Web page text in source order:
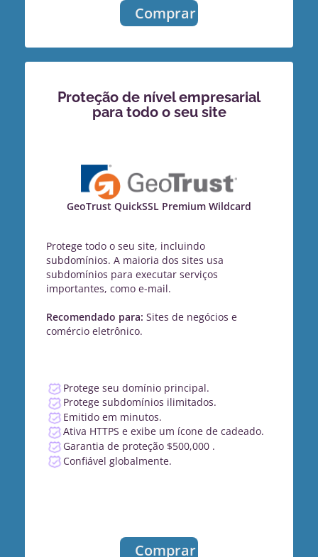
Comprar
Proteção de nível empresarial
para todo o seu site
GeoTrust QuickSSL Premium Wildcard
Protege todo o seu site, incluindo
subdomínios. A maioria dos sites usa
subdomínios para executar serviços
importantes, como e-mail.
Recomendado para: Sites de negócios e
comércio eletrônico.
Protege seu domínio principal.
Protege subdomínios ilimitados.
Emitido em minutos.
Ativa HTTPS e exibe um ícone de cadeado.
Garantia de proteção $500,000 .
Confiável globalmente.
Comprar